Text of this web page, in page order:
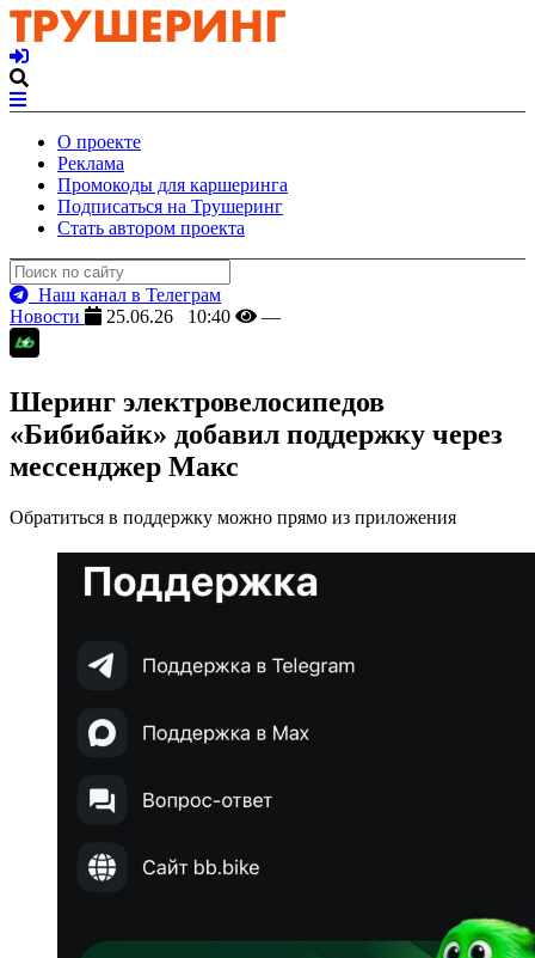
О проекте
Реклама
Промокоды для каршеринга
Подписаться на Трушеринг
Стать автором проекта
Наш канал в Телеграм
Новости
25.06.26 10:40 —
Шеринг электровелосипедов
«Бибибайк» добавил поддержку через
мессенджер Макс
Обратиться в поддержку можно прямо из приложения